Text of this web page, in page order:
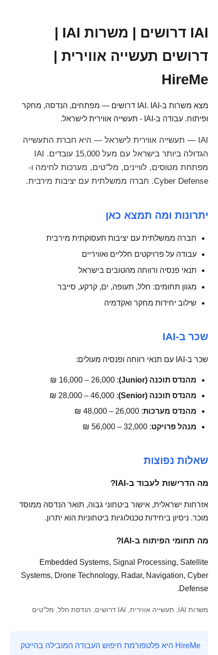
דרושים תעשייה אווירית |
HireMe
מצא משרות ב-IAI. IAI דרושים — מפתחים, הנדסה, מחקר
ופיתוח. עבודה ב-IAI - תעשייה אווירית לישראל.
IAI — תעשייה אווירית לישראל — היא חברת התעשייה
הגדולה ביותר בישראל עם מעל 15,000 עובדים. IAI
מפתחת מטוסים, לוויינים, מל"טים, מערכות לחימה ו-
Cyber Defense. חברה ממשלתית עם יציבות מירבית.
יתרונות ומה תמצא כאן
חברה ממשלתית עם יציבות תעסוקתית מירבית
עבודה על פרויקטים חלליים ואוויריים
תנאי פנסיה ורווחה מהטובים בישראל
מגוון תחומים: חלל, תעופה, ים, קרקע, סייבר
שילוב יחידות מחקר ואקדמיה
שכר ב-IAI
שכר ב-IAI עם תנאי רווחה ופנסיה מעולים:
מהנדס תוכנה (Junior)
: 16,000 – 26,000 ₪
מהנדס תוכנה (Senior)
: 28,000 – 46,000 ₪
מהנדס מערכות: 26,000 – 48,000 ₪
מנהל פרויקט: 32,000 – 56,000 ₪
שאלות נפוצות
מה הדרישות לעבוד ב-IAI?
אזרחות ישראלית, אישור ביטחוני גבוה, תואר הנדסה ממוסד
מוכר. ניסיון ביחידות טכנולוגיות ביטחוניות הוא יתרון.
מה תחומי הפיתוח ב-IAI?
Embedded Systems, Signal Processing, Satellite
Systems, Drone Technology, Radar, Navigation, Cyber
Defense.
משרות IAI, תעשייה אווירית, IAI דרושים, הנדסת חלל, מל"טים
HireMe היא פלטפורמת חיפוש העבודה המובילה בהייטק